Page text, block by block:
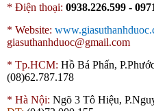
* Điện thoại: 0938.226.599 -
* Website:
giasuthanhduoc@gmail.com
* Tp.HCM: Hồ Bá Phấn,
(08)62.787.178
* Hà Nội: Ngõ 3 Tô Hiệu,